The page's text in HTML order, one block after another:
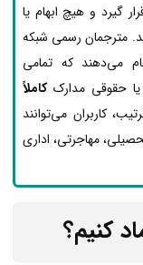
گیرد و هیچ ابهام یا
مترجمان رسمی شبکه
می‌دهند که تمامی
حقوقی مدارککاملاً
کاربران می‌توانند
مهاجرتی، اداری
کنیم؟